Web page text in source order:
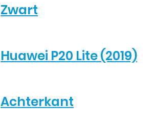
Zwart
Huawei P20 Lite (2019)
Achterkant